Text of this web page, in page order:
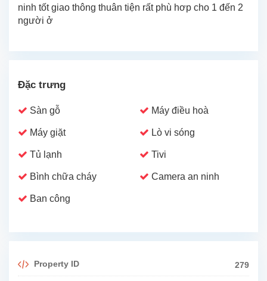
ninh tốt giao thông thuân tiện rất phù hơp cho 1 đến 2
người ở
Đặc trưng
Sàn gỗ Máy điều hoà
Máy giặt Lò vi sóng
Tủ lạnh Tivi
Bình chữa cháy Camera an ninh
Ban công
Property ID 279